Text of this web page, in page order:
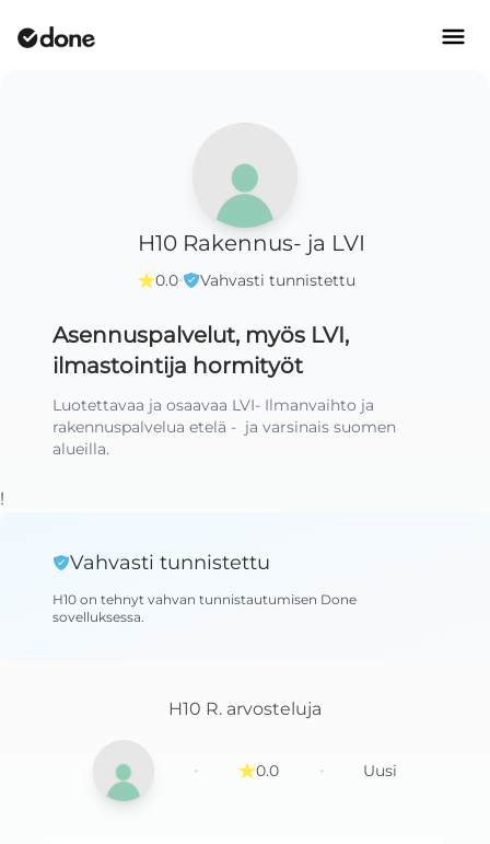
H10 Rakennus- ja LVI
0.0· Vahvasti tunnistettu
Asennuspalvelut, myös LVI,
ilmastointija hormityöt
Luotettavaa ja osaavaa LVI- Ilmanvaihto ja
rakennuspalvelua etelä -  ja varsinais suomen
alueilla.
!
Vahvasti tunnistettu
H10 on tehnyt vahvan tunnistautumisen Done
sovelluksessa.
H10 R. arvosteluja
· 0.0 · Uusi